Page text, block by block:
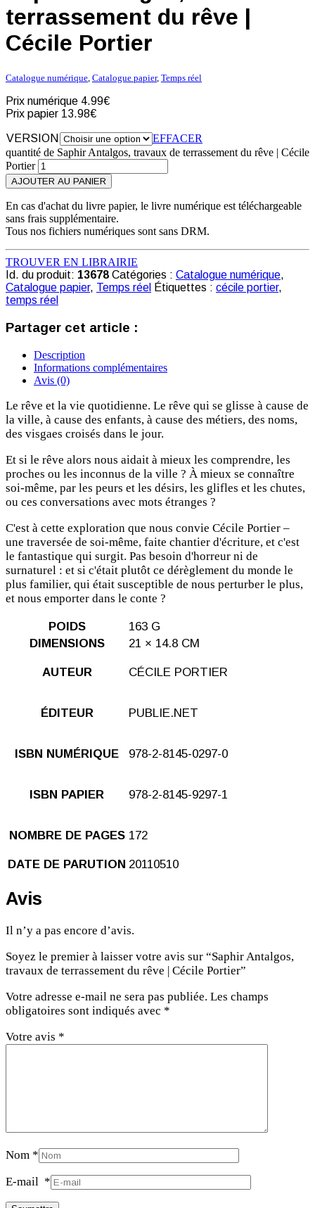
terrassement du rêve |
Cécile Portier
Catalogue numérique, Catalogue papier, Temps réel
Prix numérique 4.99€
Prix papier 13.98€
VERSION
EFFACER
quantité de Saphir Antalgos, travaux de terrassement du rêve | Cécile
Portier
AJOUTER AU PANIER
En cas d'achat du livre papier, le livre numérique est téléchargeable
sans frais supplémentaire.
Tous nos fichiers numériques sont sans DRM.
TROUVER EN LIBRAIRIE
Id. du produit: 13678 Catégories : Catalogue numérique,
Catalogue papier, Temps réel Étiquettes : cécile portier,
temps réel
Partager cet article :
Description
Informations complémentaires
Avis (0)
Le rêve et la vie quotidienne. Le rêve qui se glisse à cause de
la ville, à cause des enfants, à cause des métiers, des noms,
des visgaes croisés dans le jour.
Et si le rêve alors nous aidait à mieux les comprendre, les
proches ou les inconnus de la ville ? À mieux se connaître
soi-même, par les peurs et les désirs, les glifles et les chutes,
ou ces conversations avec mots étranges ?
C'est à cette exploration que nous convie Cécile Portier –
une traversée de soi-même, faite chantier d'écriture, et c'est
le fantastique qui surgit. Pas besoin d'horreur ni de
surnaturel : et si c'était plutôt ce dérèglement du monde le
plus familier, qui était susceptible de nous perturber le plus,
et nous emporter dans le conte ?
POIDS
163 G
DIMENSIONS
21 × 14.8 CM
AUTEUR CÉCILE PORTIER
ÉDITEUR PUBLIE.NET
ISBN NUMÉRIQUE 978-2-8145-0297-0
ISBN PAPIER 978-2-8145-9297-1
NOMBRE DE PAGES 172
DATE DE PARUTION 20110510
Avis
Il n’y a pas encore d’avis.
Soyez le premier à laisser votre avis sur “Saphir Antalgos,
travaux de terrassement du rêve | Cécile Portier”
Votre adresse e-mail ne sera pas publiée. Les champs
obligatoires sont indiqués avec *
Votre avis *
Nom *
E-mail *